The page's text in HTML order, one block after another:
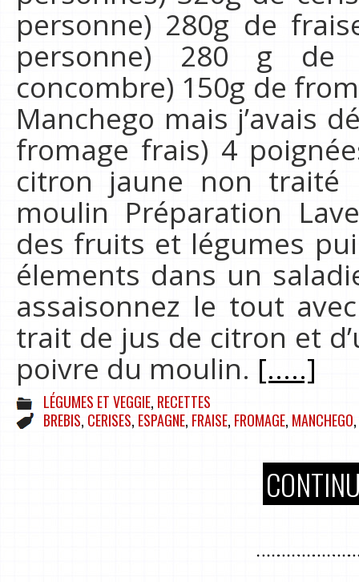
personne) 280g de
personne) 280 g de
concombre) 150g de
Manchego mais j’avais
fromage frais) 4
citron jaune non
moulin Préparation
des fruits et légumes
élements dans un
assaisonnez le tout
trait de jus de citron et
poivre du moulin. [.....]
LÉGUMES ET VEGGIE, RECETTES
BREBIS, CERISES, ESPAGNE, FRAISE, FROMAGE, MANCHEGO,